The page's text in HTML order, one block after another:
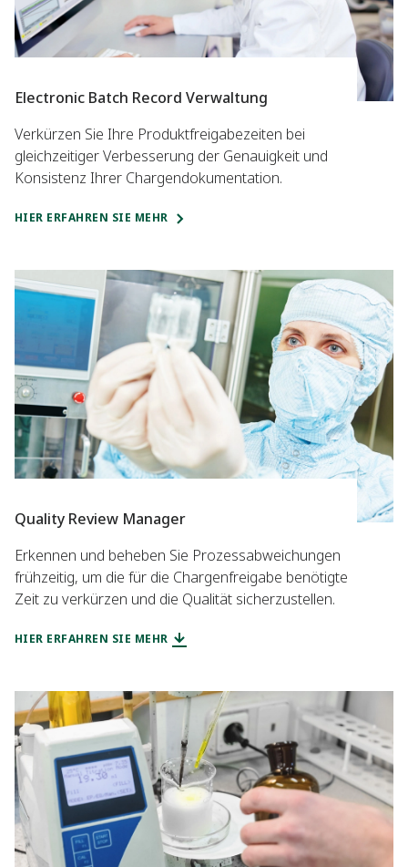
Electronic Batch Record Verwaltung
Verkürzen Sie Ihre Produktfreigabezeiten bei
gleichzeitiger Verbesserung der Genauigkeit und
Konsistenz Ihrer Chargendokumentation.
HIER ERFAHREN SIE MEHR
Quality Review Manager
Erkennen und beheben Sie Prozessabweichungen
frühzeitig, um die für die Chargenfreigabe benötigte
Zeit zu verkürzen und die Qualität sicherzustellen.
HIER ERFAHREN SIE MEHR